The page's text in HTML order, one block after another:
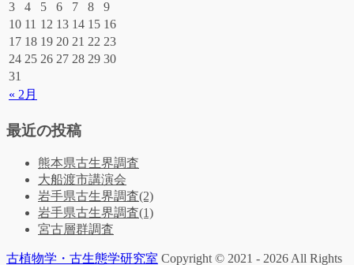
« 2月
3
4 5 6 7 8
9
10 11 12 13 14 15 16
17 18 19 20 21 22 23
24 25 26 27 28 29 30
31
最近の投稿
熊本県古生界調査
大船渡市講演会
岩手県古生界調査(2)
岩手県古生界調査(1)
宮古層群調査
古植物学・古生態学研究室 Copyright © 2021 - 2026 All Rights